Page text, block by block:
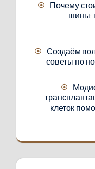
Почему
шины:
Создаём
советы по
клеток